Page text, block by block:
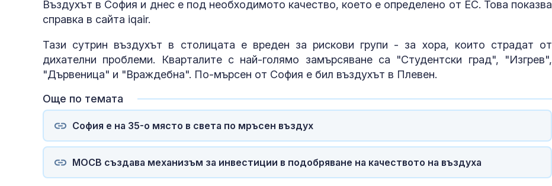
Въздухът в София и днес е под необходимото качество, което е определено от ЕС. Това показва
справка в сайта iqair.
Тази сутрин въздухът в столицата е вреден за рискови групи - за хора, които страдат от
дихателни проблеми. Кварталите с най-голямо замърсяване са "Студентски град", "Изгрев",
"Дървеница" и "Враждебна". По-мърсен от София е бил въздухът в Плевен.
Още по темата
София е на 35-о място в света по мръсен въздух
МОСВ създава механизъм за инвестиции в подобряване на качеството на въздуха
севернокорейски